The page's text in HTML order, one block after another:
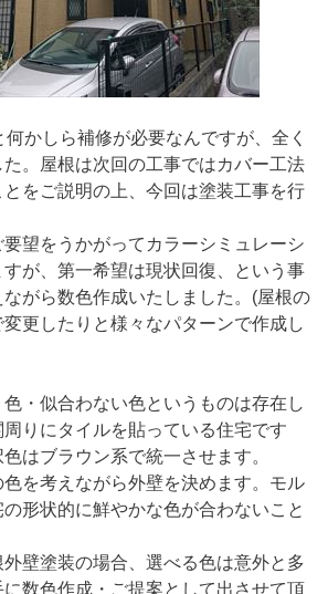
かしら補修が必要なんですが、全く
。屋根は次回の工事ではカバー工法
をご説明の上、今回は塗装工事を行
望をうかがってカラーシミュレーシ
すが、第一希望は現状回復、という事
がら数色作成いたしました。(屋根の
更したりと様々なパターンで作成し
・似合わない色というものは存在し
りにタイルを貼っている住宅です
はブラウン系で統一させます。
を考えながら外壁を決めます。モル
形状的に鮮やかな色が合わないこと
壁塗装の場合、選べる色は意外と多
数色作成・ご提案として出させて頂